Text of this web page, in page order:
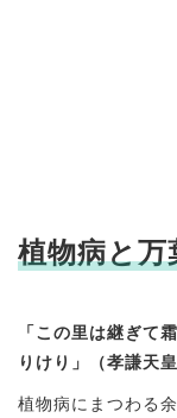
植物病と万
「この里は継ぎて
りけり」（孝謙天
植物病にまつわる